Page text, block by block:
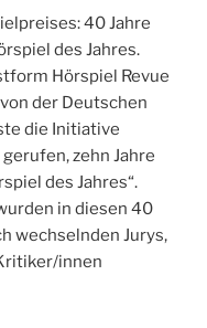
40 Jahre
des Jahres.
Hörspiel Revue
der Deutschen
die Initiative
zehn Jahre
des Jahres“.
in diesen 40
wechselnden Jurys,
innen